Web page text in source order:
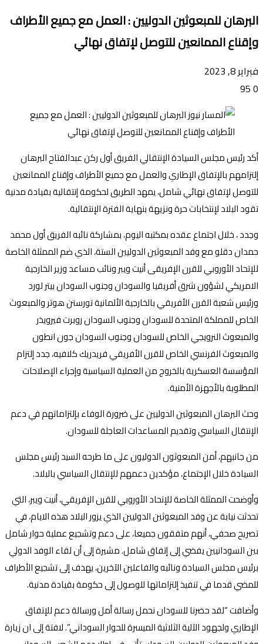
البرهان للمبعوثين الدوليين : العمل مع جميع الأطراف
وإقناع الممانعين للتوصل لإتفاق نهائي
فبراير 8, 2023
0
أكد رئيس مجلس السيادة الإنتقالي الفريق أول ركن عبدالفتاح البرهان
إلتزامهم بالإتفاق الإطاري والعمل مع جميع الأطراف وإقناع الممانعين
للتوصل لإتفاق نهائي شامل، يمهد الطريق لحكومة إنتقالية بقيادة مدنية
تقود البلاد لإنتخابات حرة ونزيهة بنهاية الفترة الإنتقالية.
وجدد ، خلال اجتماع عقده بمكتبه اليوم، بمشاركة نائبه الفريق أول محمد
حمدان دقلو مع وفد المبعوثين الدوليين الستة، الذي ضم الممثلة الخاصة
للإتحاد الأوروبي للقرن الإفريقى أنيت ويبر ونائب مساعد وزير الخارجية
الامريكي لشؤون شرق أفريقيا والسودان وجنوب السودان بيتر لورد
ورئيس شعبة القرن الأفريقي بالخارجية الألمانية تورستن هوتر والمبعوث
الخاص للمملكة المتحدة للسودان وجنوب السودان روبرت فيرويذر
والمبعوث النرويجي الخاص للسودان وجنوب السودان جون انطون
والمبعوث الفرنسي الخاص للقرن الأفريقي فريدريك كلافيه، جدد إلتزام
المؤسسة العسكرية بالخروج من العملية السياسية وإجراء الإصلاحات
المطلوبة بالأجهزة الأمنية.
وحث البرهان المبعوثين الدوليين على ضرورة الوفاء بإلتزاماتهم في دعم
الإنتقال السياسي وتقديم المساعدات العاجلة للسودان.
من جانبهم، أمن المبعوثون الدوليون على ما طرحه السيد رئيس مجلس
السيادة خلال الإجتماع، مؤكدين دعمهم للإنتقال السياسي بالبلاد.
وأوضحت الممثلة الخاصة للإتحاد الأوروبي للقرن الإفريقي، أنيت ويبر، التي
تحدثت نيابة عن وفد المبعوثين الدوليين الذي يزور البلاد هذه الايام، في
تصريح صحفي، أنهم متفقون جميعا، على دعم وتشجيع عملية حوار شامل
بين السودانيين يفضي إلى إتفاق شامل. مشيرة إلى أن لقاء الوفد الدولي
برئيس مجلس السيادة ونائبه والفاعلين الآخرين، يهدف إلى تشجيع الأطراف
للمضي قدما في تنفيذ إلتزاماتها للوصول إلى حكومة بقيادة مدنية.
وأضافت “لقد حضرنا للسودان نحمل رسالة أمل ورسالة دعم للإتفاق
الإطاري ولجهود الآلية الثلاثية الميسرة للحوار السوداني”. لافتة إلى ان زيارة